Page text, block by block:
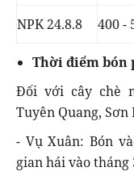
NPK 24.8.8 400 -
Thời điểm bón
Đối với cây chè
Tuyên Quang,
- Vụ Xuân: Bón
gian hái vào tháng